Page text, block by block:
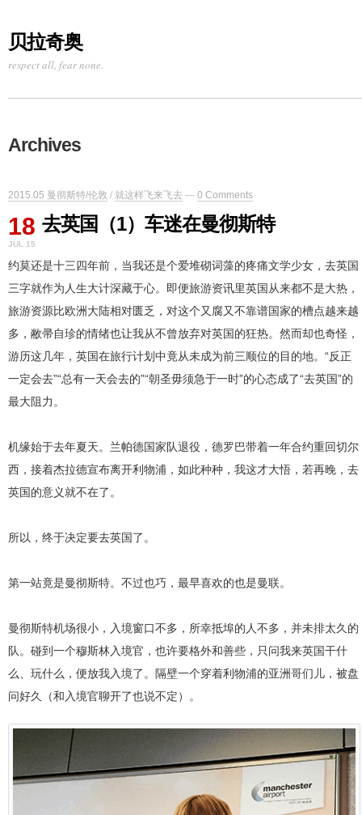
贝拉奇奥
respect all, fear none.
Archives
2015.05 曼彻斯特/伦敦 / 就这样飞来飞去 — 0 Comments
18
JUL 15
去英国（1）车迷在曼彻斯特
约莫还是十三四年前，当我还是个爱堆砌词藻的疼痛文学少女，去英国
三字就作为人生大计深藏于心。即便旅游资讯里英国从来都不是大热，
旅游资源比欧洲大陆相对匮乏，对这个又腐又不靠谱国家的槽点越来越
多，敝帚自珍的情绪也让我从不曾放弃对英国的狂热。然而却也奇怪，
游历这几年，英国在旅行计划中竟从未成为前三顺位的目的地。“反正
一定会去”“总有一天会去的”“朝圣毋须急于一时”的心态成了“去英国”的
最大阻力。
机缘始于去年夏天。兰帕德国家队退役，德罗巴带着一年合约重回切尔
西，接着杰拉德宣布离开利物浦，如此种种，我这才大悟，若再晚，去
英国的意义就不在了。
所以，终于决定要去英国了。
第一站竟是曼彻斯特。不过也巧，最早喜欢的也是曼联。
曼彻斯特机场很小，入境窗口不多，所幸抵埠的人不多，并未排太久的
队。碰到一个穆斯林入境官，也许要格外和善些，只问我来英国干什
么、玩什么，便放我入境了。隔壁一个穿着利物浦的亚洲哥们儿，被盘
问好久（和入境官聊开了也说不定）。